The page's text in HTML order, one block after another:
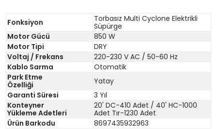
Fonksiyon
Torbasız Multi Cyclone Elektrikli
Süpürge
Motor Gücü
850 W
Motor Tipi
DRY
Voltaj / Frekans
220-230 V AC / 50-60 Hz
Kablo Sarma
Otomatik
Park Etme
Özelliği
Yatay
Garanti Süresi
3 Yıl
Konteyner
Yükleme Adetleri
20' DC-410 Adet / 40' HC-1000
Adet Tır-1230 Adet
Ürün Barkodu
8697435932963